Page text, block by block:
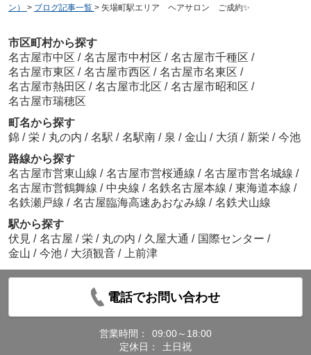
ン）
> ブログ記事一覧 > 矢場町駅エリア ヘアサロン ご成約✨
市区町村から探す
名古屋市中区 / 名古屋市中村区 / 名古屋市千種区 /
名古屋市東区 / 名古屋市西区 / 名古屋市名東区 /
名古屋市熱田区 / 名古屋市北区 / 名古屋市昭和区 /
名古屋市瑞穂区
町名から探す
錦 / 栄 / 丸の内 / 名駅 / 名駅南 / 泉 / 金山 / 大須 / 新栄 / 今池
路線から探す
名古屋市営東山線 / 名古屋市営桜通線 / 名古屋市営名城線 /
名古屋市営鶴舞線 / 中央線 / 名鉄名古屋本線 / 東海道本線 /
名鉄瀬戸線 / 名古屋臨海高速あおなみ線 / 名鉄犬山線
駅から探す
伏見 / 名古屋 / 栄 / 丸の内 / 久屋大通 / 国際センター /
金山 / 今池 / 大須観音 / 上前津
電話でお問い合わせ
営業時間：
09:00～18:00
定休日：
土日祝